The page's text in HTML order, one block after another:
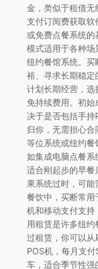
金，类似于租借无
支付订阅费获取软
或免费点餐系统
模式适用于各种
纽约餐馆系统。
裕、寻求长期稳定
计划长期经营，选
免持续费用。初
决于是否包括手
归你，无需担心
等位系统或纽约餐
如集成电脑点餐系
适合刚起步的早餐
果系统过时，可能
餐饮中，买断常
机和移动支付支持
用租赁是许多纽
过租赁，你可以从
POS机，每月支
车，适合季节性强